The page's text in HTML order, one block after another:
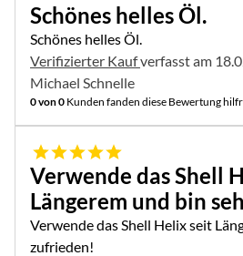
Schönes helles Öl.
Schönes helles Öl.
Verifizierter Kaufverfasst am
Michael Schnelle
0 von 0 Kunden fanden diese Bewertung
5 von 5
Verwende das Shell
Längerem und bin
Verwende das Shell Helix seit
zufrieden!